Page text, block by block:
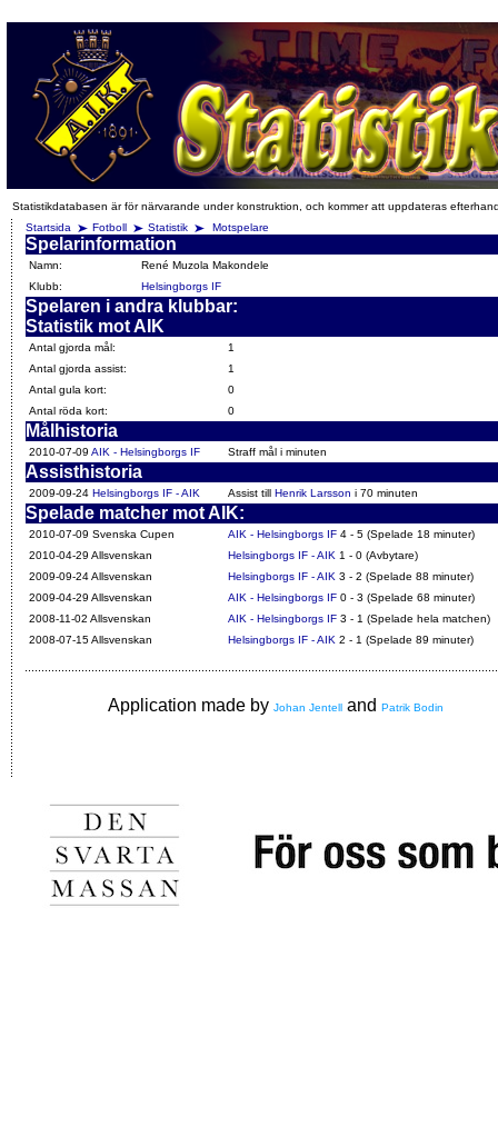
Statistikdatabasen är för närvarande under konstruktion, och kommer att uppdateras
Startsida
Fotboll Statistik Motspelare
Spelarinformation
Namn:
René Muzola Makondele
Klubb:
Helsingborgs IF
Spelaren i andra klubbar:
Statistik mot AIK
Antal gjorda mål:
1
Antal gjorda assist:
1
Antal gula kort:
0
Antal röda kort:
0
Målhistoria
2010-07-09 AIK - Helsingborgs IF Straff mål i minuten
Assisthistoria
2009-09-24 Helsingborgs IF - AIK Assist till Henrik Larsson i 70 minuten
Spelade matcher mot AIK:
2010-07-09 Svenska Cupen AIK - Helsingborgs IF 4 - 5 (Spelade 18 minuter)
2010-04-29 Allsvenskan
Helsingborgs IF - AIK 1 - 0 (Avbytare)
2009-09-24 Allsvenskan
Helsingborgs IF - AIK 3 - 2 (Spelade 88 minuter)
2009-04-29 Allsvenskan
AIK - Helsingborgs IF 0 - 3 (Spelade 68 minuter)
2008-11-02 Allsvenskan
AIK - Helsingborgs IF 3 - 1 (Spelade hela matchen)
2008-07-15 Allsvenskan
Helsingborgs IF - AIK 2 - 1 (Spelade 89 minuter)
Application made by Johan Jentell and Patrik Bodin